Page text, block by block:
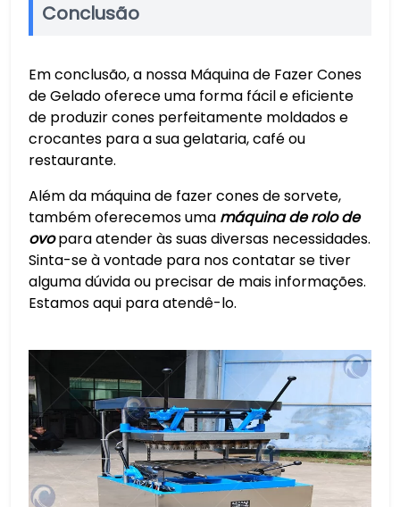
Conclusão
Em conclusão, a nossa Máquina de Fazer Cones
de Gelado oferece uma forma fácil e eficiente
de produzir cones perfeitamente moldados e
crocantes para a sua gelataria, café ou
restaurante.
Além da máquina de fazer cones de sorvete,
também oferecemos uma máquina de rolo de
ovopara atender às suas diversas necessidades.
Sinta-se à vontade para nos contatar se tiver
alguma dúvida ou precisar de mais informações.
Estamos aqui para atendê-lo.